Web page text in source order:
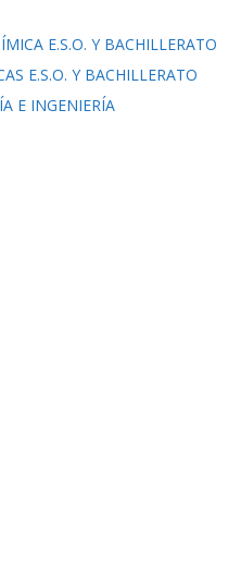
E.S.O. Y BACHILLERATO
E.S.O. Y BACHILLERATO
E INGENIERÍA